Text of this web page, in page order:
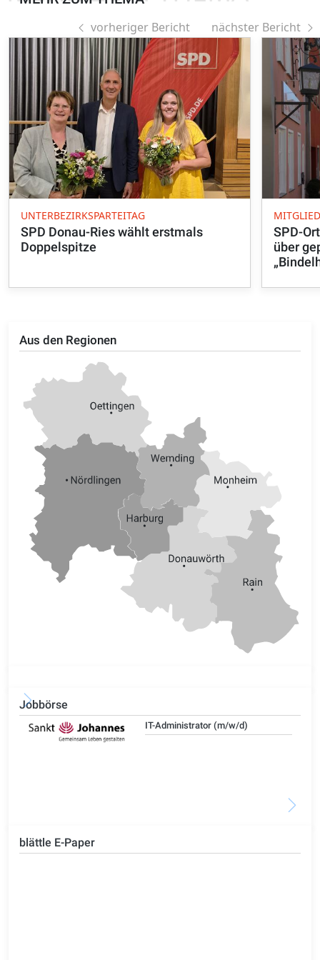
Aus den Regionen
Jobbörse
IT-Administrator (m/w/d)
blättle E-Paper
vorheriger Bericht nächster Bericht
UNTERBEZIRKSPARTEITAG
SPD Donau-Ries wählt erstmals
Doppelspitze
SPD-
über